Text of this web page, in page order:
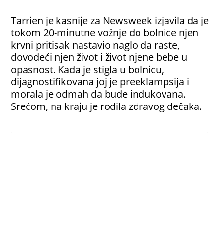
Tarrien je kasnije za Newsweek izjavila da je
tokom 20-minutne vožnje do bolnice njen
krvni pritisak nastavio naglo da raste,
dovodeći njen život i život njene bebe u
opasnost. Kada je stigla u bolnicu,
dijagnostifikovana joj je preeklampsija i
morala je odmah da bude indukovana.
Srećom, na kraju je rodila zdravog dečaka.